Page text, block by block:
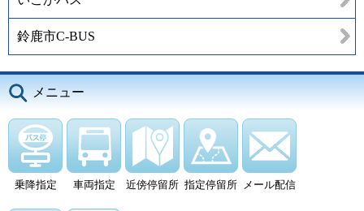
鈴鹿市C-BUS
メニュー
乗降指定 車両指定 近傍停留所 指定停留所 メール配信